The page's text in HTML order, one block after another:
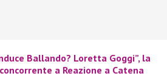
Ballando? Loretta Goggi”, la
a Reazione a Catena